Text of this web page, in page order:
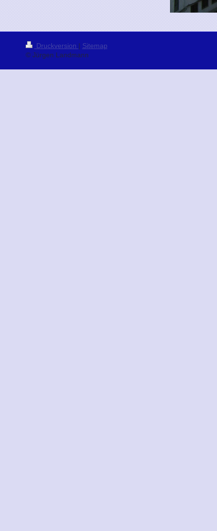
Druckversion | Sitemap
© Jürgen Landmann